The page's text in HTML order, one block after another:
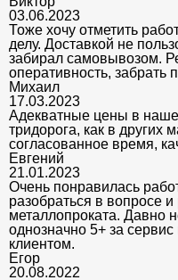
03.06.2023
Тоже хочу отметить
делу. Доставкой не
забирал самовывозом.
оперативность, забрать
Михаил
17.03.2023
Адекватные цены в
тридорога, как в других
согласованное время,
Евгений
21.01.2023
Очень понравилась
разобраться в вопросе
металлопроката. Давно
однозначно 5+ за
клиентом.
Егор
20.08.2022